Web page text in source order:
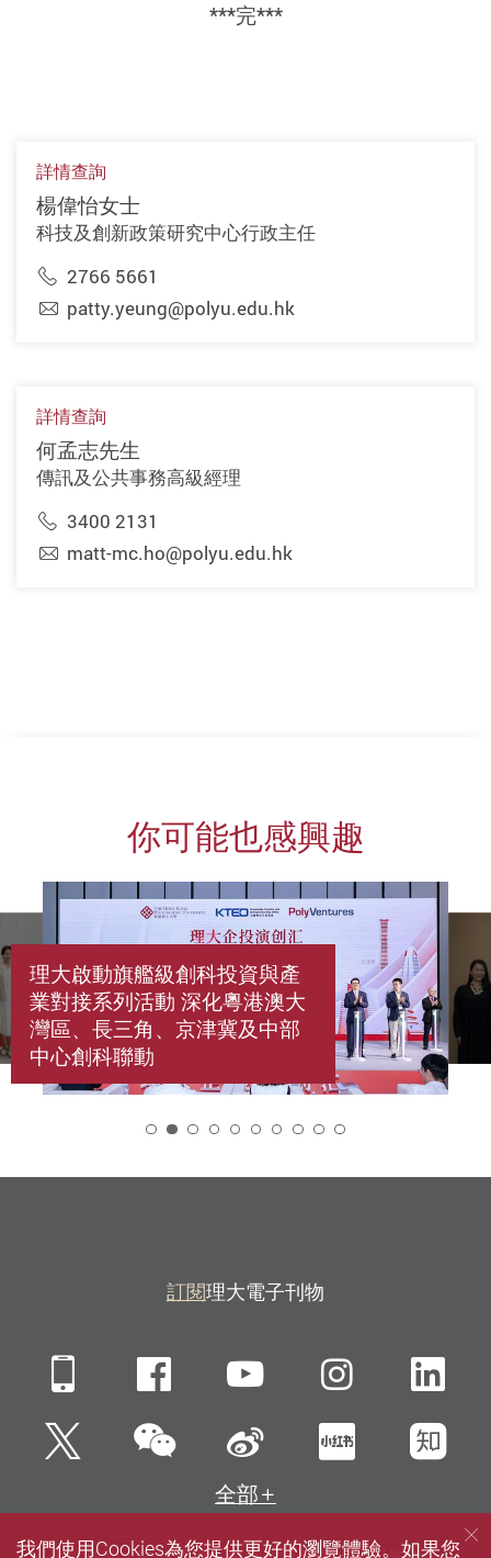
***完***
詳情查詢
楊偉怡女士
科技及創新政策研究中心行政主任
2766 5661
patty.yeung@polyu.edu.hk
詳情查詢
何孟志先生
傳訊及公共事務高級經理
3400 2131
matt-mc.ho@polyu.edu.hk
你可能也感興趣
理大啟動旗艦級創科投資與產
業對接系列活動 深化粵港澳大
灣區、長三角、京津冀及中部
中心創科聯動
訂閱理大電子刊物
Mobile FacebookYouTube
Twitter微信 新浪微博小紅書知
全部
我們使用Cookies為您提供更好的瀏覽體驗。如果您